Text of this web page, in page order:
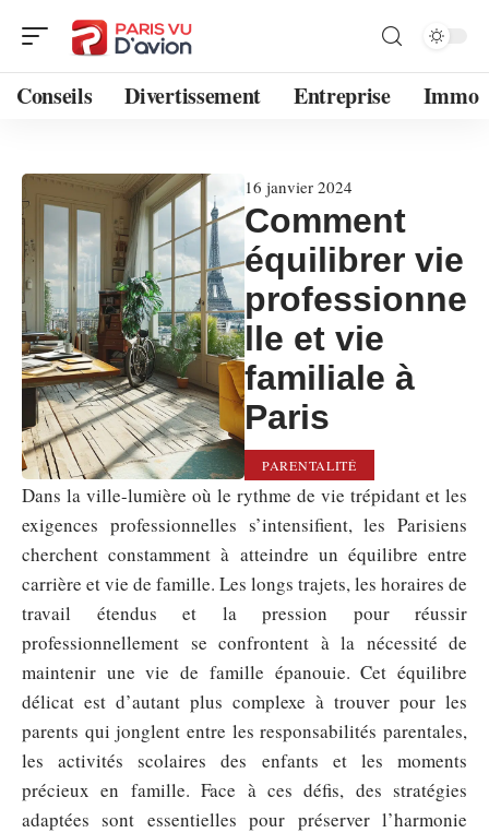
Conseils Divertissement Entreprise Immo
16 janvier 2024
Comment
équilibrer vie
professionne
lle et vie
familiale à
Paris
PARENTALITÉ
Dans la ville-lumière où le rythme de vie trépidant et les
exigences professionnelles s’intensifient, les Parisiens
cherchent constamment à atteindre un équilibre entre
carrière et vie de famille. Les longs trajets, les horaires de
travail étendus et la pression pour réussir
professionnellement se confrontent à la nécessité de
maintenir une vie de famille épanouie. Cet équilibre
délicat est d’autant plus complexe à trouver pour les
parents qui jonglent entre les responsabilités parentales,
les activités scolaires des enfants et les moments
précieux en famille. Face à ces défis, des stratégies
adaptées sont essentielles pour préserver l’harmonie